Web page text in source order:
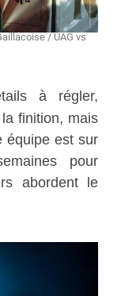
/ UAG vs
à régler,
finition, mais
équipe est sur
pour
abordent le